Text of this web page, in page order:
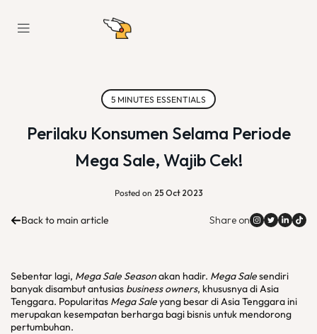
5 MINUTES ESSENTIALS
Perilaku Konsumen Selama Periode
Mega Sale, Wajib Cek!
Posted on 25 Oct 2023
Back to main article Share on
Sebentar lagi, Mega Sale Seasonakan hadir. Mega Salesendiri
banyak disambut antusias business owners, khususnya di Asia
Tenggara. Popularitas Mega Saleyang besar di Asia Tenggara ini
merupakan kesempatan berharga bagi bisnis untuk mendorong
pertumbuhan.